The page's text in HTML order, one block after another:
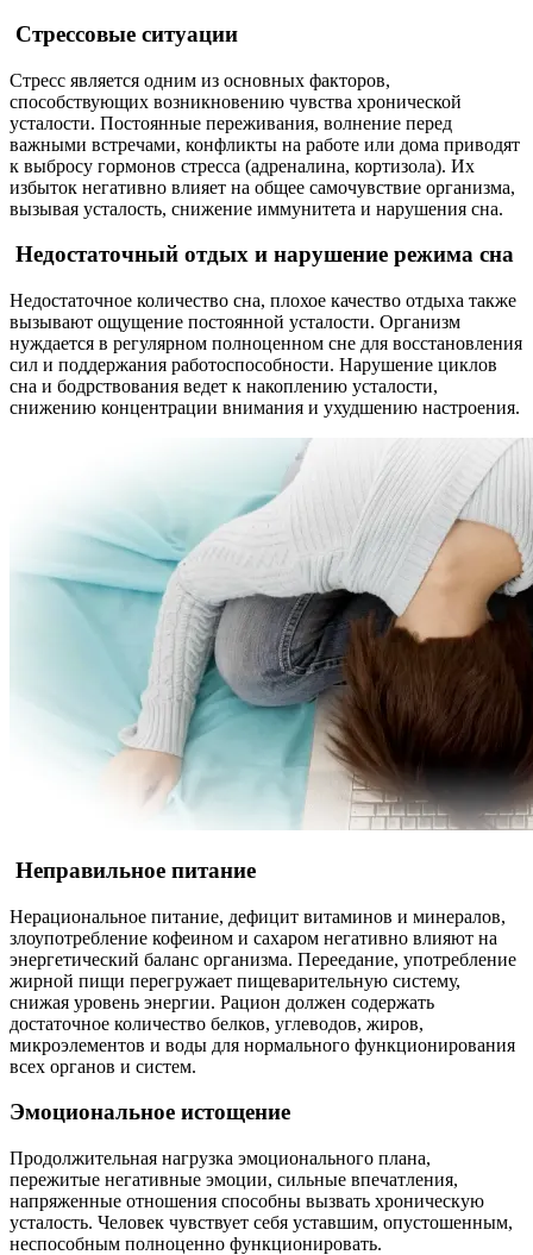
Стрессовые ситуации
Стресс является одним из основных факторов,
способствующих возникновению чувства хронической
усталости. Постоянные переживания, волнение перед
важными встречами, конфликты на работе или дома приводят
к выбросу гормонов стресса (адреналина, кортизола). Их
избыток негативно влияет на общее самочувствие организма,
вызывая усталость, снижение иммунитета и нарушения сна.
Недостаточный отдых и нарушение режима сна
Недостаточное количество сна, плохое качество отдыха также
вызывают ощущение постоянной усталости. Организм
нуждается в регулярном полноценном сне для восстановления
сил и поддержания работоспособности. Нарушение циклов
сна и бодрствования ведет к накоплению усталости,
снижению концентрации внимания и ухудшению настроения.
Неправильное питание
Нерациональное питание, дефицит витаминов и минералов,
злоупотребление кофеином и сахаром негативно влияют на
энергетический баланс организма. Переедание, употребление
жирной пищи перегружает пищеварительную систему,
снижая уровень энергии. Рацион должен содержать
достаточное количество белков, углеводов, жиров,
микроэлементов и воды для нормального функционирования
всех органов и систем.
Эмоциональное истощение
Продолжительная нагрузка эмоционального плана,
пережитые негативные эмоции, сильные впечатления,
напряженные отношения способны вызвать хроническую
усталость. Человек чувствует себя уставшим, опустошенным,
неспособным полноценно функционировать.